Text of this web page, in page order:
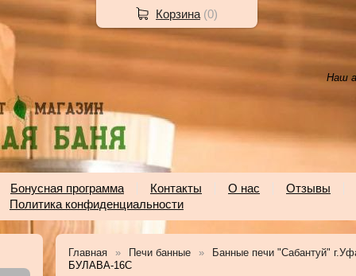
Наш
Бонусная программа Контакты О нас
Отзывы
Политика конфиденциальности
Главная Печи банные
Банные печи "Сабантуй"
БУЛАВА-16С
Корзина (0)